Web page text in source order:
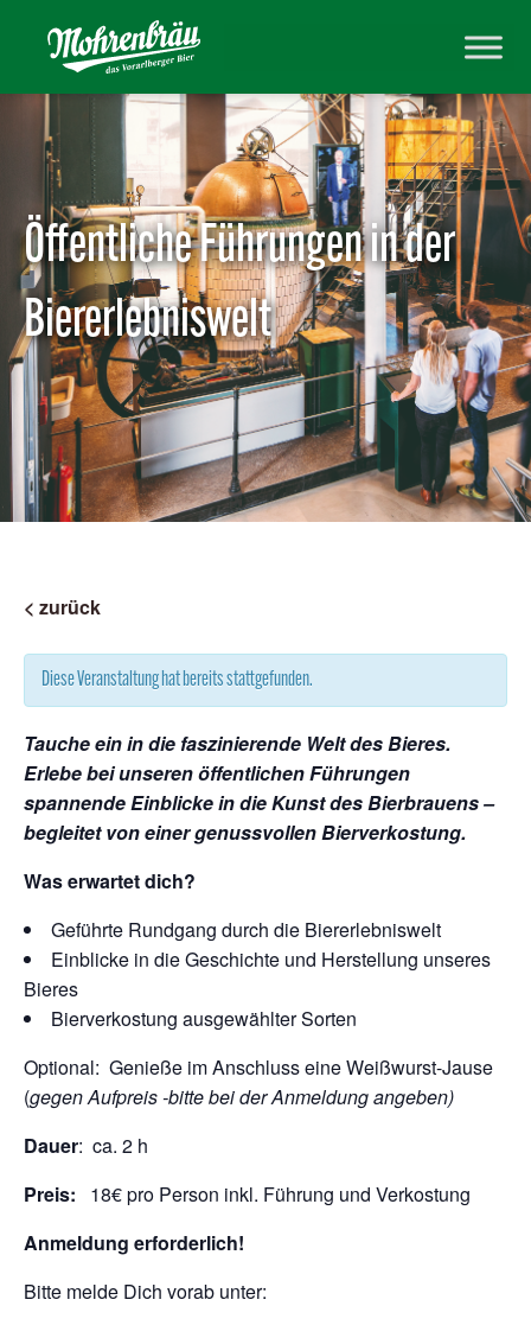
Öffentliche Führungen in der
Biererlebniswelt
< zurück
Diese Veranstaltung hat bereits stattgefunden.
Tauche ein in die faszinierende Welt des Bieres.
Erlebe bei unseren öffentlichen Führungen
spannende Einblicke in die Kunst des Bierbrauens –
begleitet von einer genussvollen Bierverkostung.
Was erwartet dich?
Geführte Rundgang durch die Biererlebniswelt
Einblicke in die Geschichte und Herstellung unseres
Bieres
Bierverkostung ausgewählter Sorten
Optional: Genieße im Anschluss eine Weißwurst-Jause
(gegen Aufpreis -bitte bei der Anmeldung angeben)
Dauer: ca. 2 h
Preis: 18€ pro Person inkl. Führung und Verkostung
Anmeldung erforderlich!
Bitte melde Dich vorab unter: